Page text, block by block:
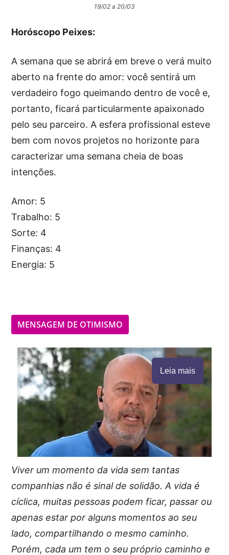
19/02 a 20/03
Horóscopo Peixes:
A semana que se abrirá em breve o verá muito
aberto na frente do amor: você sentirá um
verdadeiro fogo queimando dentro de você e,
portanto, ficará particularmente apaixonado
pelo seu parceiro. A esfera profissional esteve
bem com novos projetos no horizonte para
caracterizar uma semana cheia de boas
intenções.
Amor: 5
Trabalho: 5
Sorte: 4
Finanças: 4
Energia: 5
MENSAGEM DE OTIMISMO
Leia mais
Viver um momento da vida sem tantas
companhias não é sinal de solidão. A vida é
cíclica, muitas pessoas podem ficar, passar ou
apenas estar por alguns momentos ao seu
lado, compartilhando o mesmo caminho.
Porém, cada um tem o seu próprio caminho e